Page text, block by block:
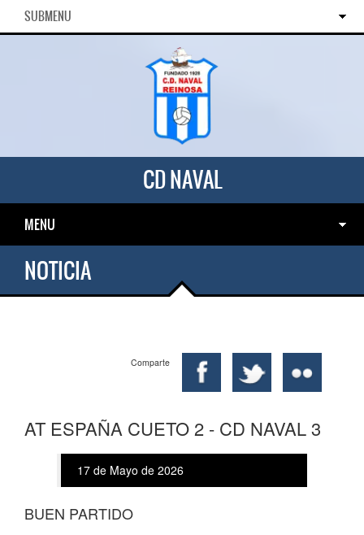
SUBMENU
CD NAVAL
MENU
NOTICIA
Comparte
AT ESPAÑA CUETO 2 - CD NAVAL 3
17 de Mayo de 2026
BUEN PARTIDO